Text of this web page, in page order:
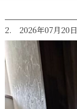
2. 2026年07月20日